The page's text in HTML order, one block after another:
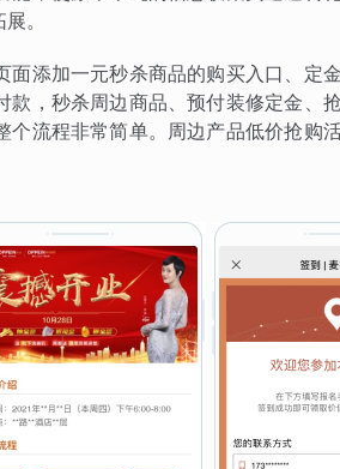
。
添加一元秒杀商品的购买入口、定
，秒杀周边商品、预付装修定金、
流程非常简单。周边产品低价抢购